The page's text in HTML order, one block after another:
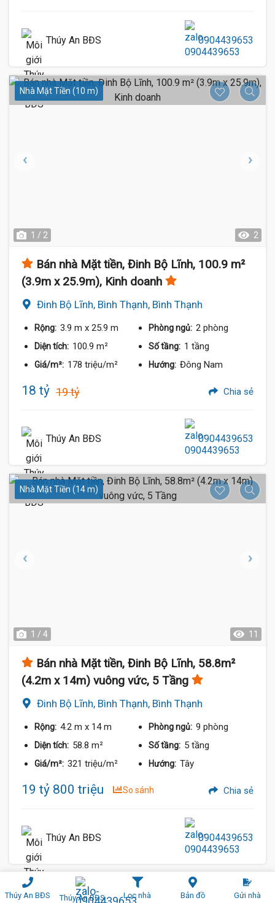
Thúy An BĐS Thúy An BĐS Lọc nhà Bản đồ Gửi nhà
Thúy An BĐS 0904439653
Nhà Mặt Tiền (10 m)
1 / 2 2
Bán nhà Mặt tiền, Đinh Bộ Lĩnh, 100.9 m²
(3.9m x 25.9m), Kinh doanh
Đinh Bộ Lĩnh, Bình Thạnh, Bình Thạnh
Rộng: 3.9 m x 25.9 m Phòng ngủ: 2 phòng
Diện tích: 100.9 m² Số tầng: 1 tầng
Giá/m²: 178 triệu/m² Hướng: Đông Nam
18 tỷ 19 tỷ Chia sẻ
Thúy An BĐS 0904439653
Nhà Mặt Tiền (14 m)
1 / 4 11
Bán nhà Mặt tiền, Đinh Bộ Lĩnh, 58.8m²
(4.2m x 14m) vuông vức, 5 Tầng
Đinh Bộ Lĩnh, Bình Thạnh, Bình Thạnh
Rộng: 4.2 m x 14 m Phòng ngủ: 9 phòng
Diện tích: 58.8 m² Số tầng: 5 tầng
Giá/m²: 321 triệu/m² Hướng: Tây
19 tỷ 800 triệu So sánh Chia sẻ
Thúy An BĐS 0904439653
Hẻm Xe Hơi (7 m)